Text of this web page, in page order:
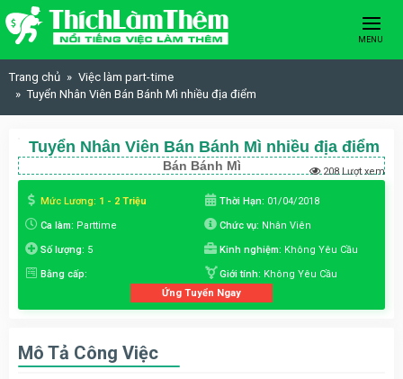
Skip to content
MENU
Trang chủ
Việc làm part-time
Tuyển Nhân Viên Bán Bánh Mì nhiều địa điểm
Tuyển Nhân Viên Bán Bánh Mì nhiều địa điểm
Bán Bánh Mì 208 Lượt xem
Mức Lương: 1 - 2 Triệu Thời Hạn: 01/04/2018
Ca làm: Parttime Chức vụ: Nhân Viên
Số lượng: 5 Kinh nghiệm: Không Yêu Cầu
Bằng cấp: Giới tính: Không Yêu Cầu
Ứng Tuyển Ngay
Mô Tả Công Việc